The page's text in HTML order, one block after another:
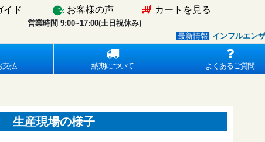
イド お客様の声 カートを見る
営業時間 9:00~17:00(土日祝休み)
インフルエンザ・コロナ
支払 納期について よくあるご質問
生産現場の様子